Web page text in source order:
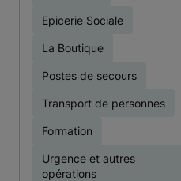
Epicerie Sociale
La Boutique
Postes de secours
Transport de personnes
Formation
Urgence et autres
opérations